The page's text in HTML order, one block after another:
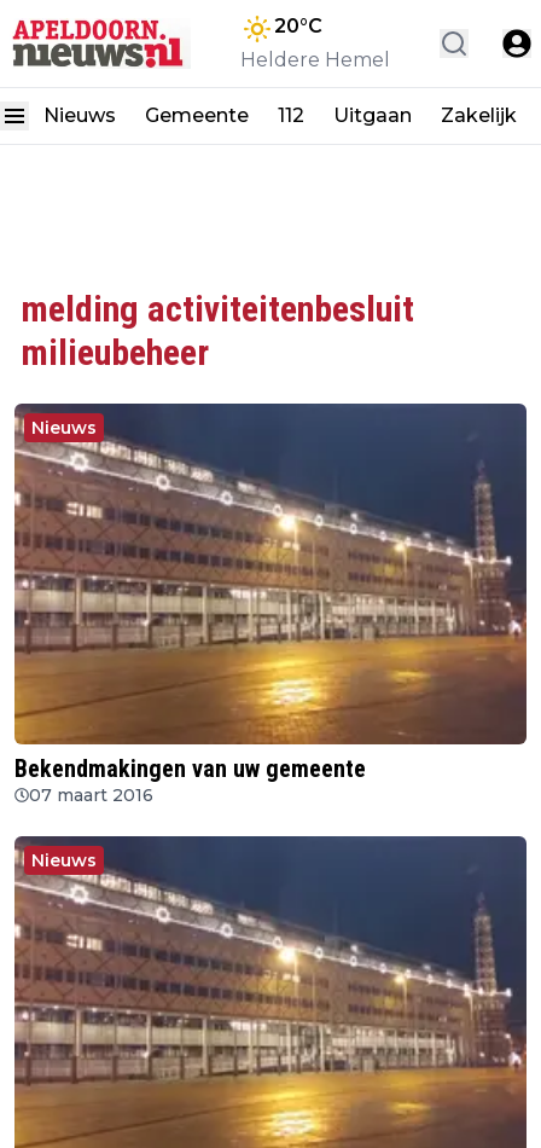
20°C
Heldere Hemel
Nieuws Gemeente 112 Uitgaan Zakelijk
melding activiteitenbesluit
milieubeheer
Nieuws
Bekendmakingen van uw gemeente
07 maart 2016
Nieuws